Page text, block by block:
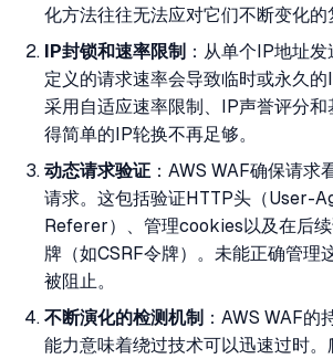
化方法往往无法应对它们不断变化的
IP封锁和速率限制 ：从单个IP地址
定义的请求速率会导致临时或永久的
采用自适应速率限制、IP声誉评分
得简单的IP轮换不再足够。
动态请求验证 ：AWS WAF确保请求
请求。这包括验证HTTP头（User-
Referer）、管理cookies以及在后
牌（如CSRF令牌）。未能正确管理
被阻止。
不断演化的检测机制 ：AWS WAF的
能力意味着绕过技术可以迅速过时